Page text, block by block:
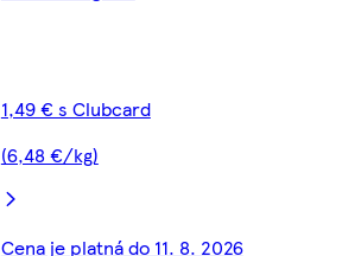
1,49 € s Clubcard
(6,48 €/kg)
Cena je platná do 11. 8. 2026